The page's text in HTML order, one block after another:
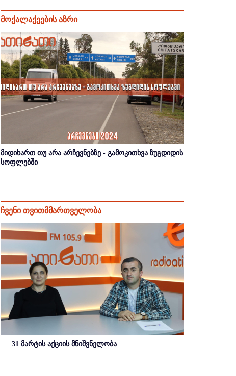
მოქალაქეების აზრი
მიდიხართ თუ არა არჩევნებზე - გამოკითხვა ზუგდიდის
სოფლებში
ჩვენი თვითმმართველობა
31 მარტის აქციის მნიშვნელობა